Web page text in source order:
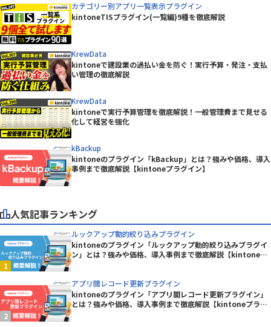
カテゴリー別アプリ一覧表示プラグイン
kintoneTISプラグイン(一覧編)9種を徹底解説
KrewData
kintoneで建設業の過払い金を防ぐ！実行予算・発注・支払
い管理の徹底解説
KrewData
kintoneで実行予算管理を徹底解説！一般管理費まで見せる
化して経営を強化
kBackup
kintoneのプラグイン「kBackup」とは？強みや価格、導入
事例まで徹底解説【kintoneプラグイン】
人気記事ランキング
ルックアップ動的絞り込みプラグイン
kintoneのプラグイン「ルックアップ動的絞り込みプラグイ
ン」とは？強みや価格、導入事例まで徹底解説【kintoneプ
アプリ間レコード更新プラグイン
kintoneのプラグイン「アプリ間レコード更新プラグイン」
とは？強みや価格、導入事例まで徹底解説【kintoneプラグ